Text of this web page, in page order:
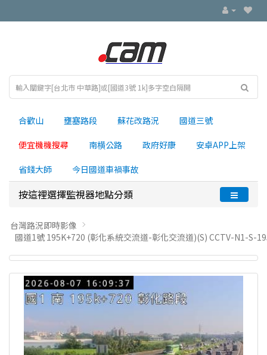
合歡山 壅塞路段 蘇花改路況 國道三號
便宜機機搜尋 南横公路 政府好康 安卓APP上架
省錢大師 今日國道車禍事故
按這裡選擇監視器地點分類
台灣路況即時影像
國道1號 195K+720 (彰化系統交流道-彰化交流道)(S) CCTV-N1-S-